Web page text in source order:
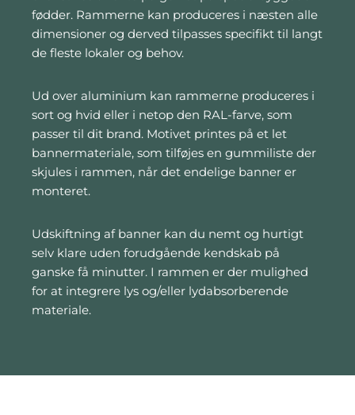
fødder. Rammerne kan produceres i næsten alle
dimensioner og derved tilpasses specifikt til langt
de fleste lokaler og behov.
Ud over aluminium kan rammerne produceres i
sort og hvid eller i netop den RAL-farve, som
passer til dit brand. Motivet printes på et let
bannermateriale, som tilføjes en gummiliste der
skjules i rammen, når det endelige banner er
monteret.
Udskiftning af banner kan du nemt og hurtigt
selv klare uden forudgående kendskab på
ganske få minutter. I rammen er der mulighed
for at integrere lys og/eller lydabsorberende
materiale.